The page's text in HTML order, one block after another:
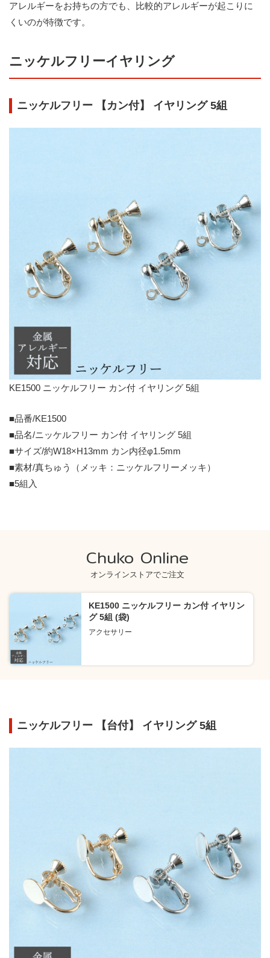
アレルギーをお持ちの方でも、比較的アレルギーが起こりに
くいのが特徴です。
ニッケルフリーイヤリング
ニッケルフリー 【カン付】 イヤリング 5組
KE1500 ニッケルフリー カン付 イヤリング 5組
■品番/KE1500
■品名/ニッケルフリー カン付 イヤリング 5組
■サイズ/約W18×H13mm カン内径φ1.5mm
■素材/真ちゅう（メッキ：ニッケルフリーメッキ）
■5組入
Chuko Online
オンラインストアでご注文
KE1500 ニッケルフリー カン付 イヤリン
グ 5組 (袋)
アクセサリー
ニッケルフリー 【台付】 イヤリング 5組